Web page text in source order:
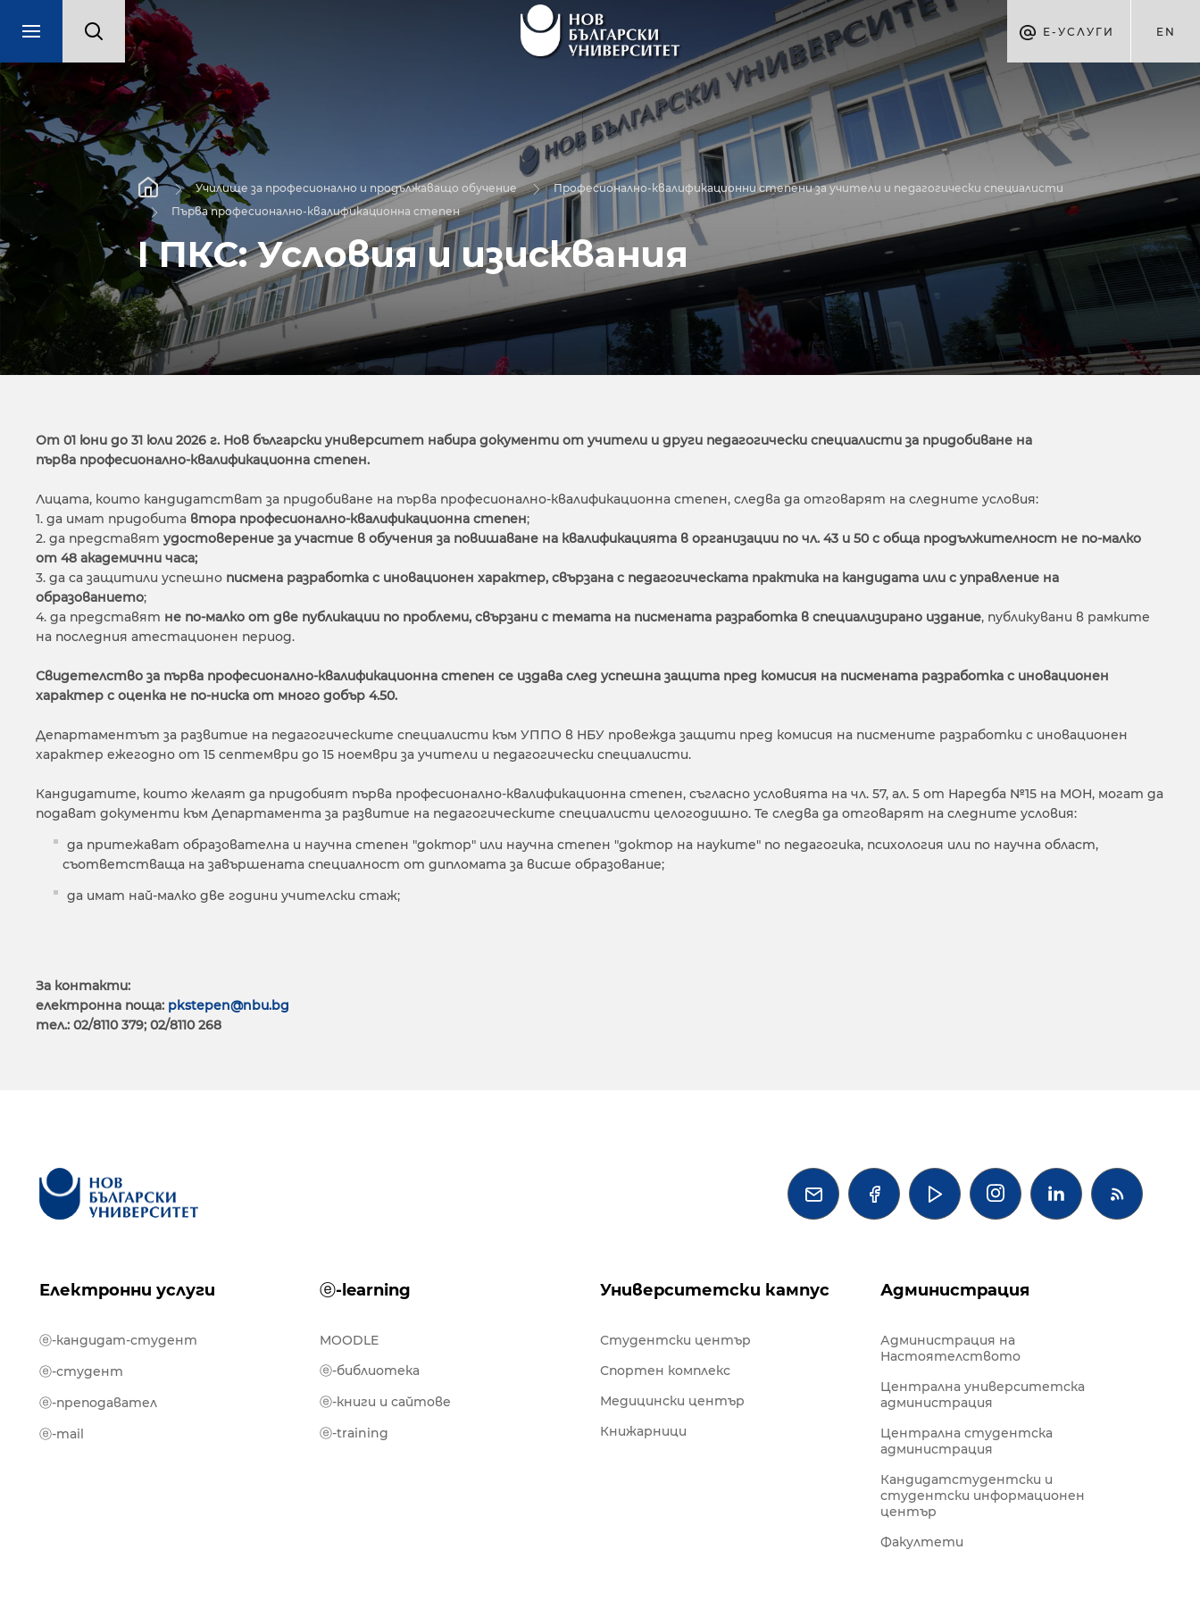
Е-УСЛУГИ EN
Училище за професионално и продължаващо обучение
Професионално-квалификационни степени за учители и педагогически специалисти
Първа професионално-квалификационна степен
I ПКС: Условия и изисквания
От 01 юни до 31 юли 2026 г. Нов български университет набира документи от учители и други педагогически специалисти за придобиване на
първа професионално-квалификационна степен.
Лицата, които кандидатстват за придобиване на първа професионално-квалификационна степен, следва да отговарят на следните условия:
1. да имат придобита втора професионално-квалификационна степен;
2. да представят удостоверение за участие в обучения за повишаване на квалификацията в организации по чл. 43 и 50 с обща продължителност не по-малко
от 48 академични часа;
3. да са защитили успешно писмена разработка с иновационен характер, свързана с педагогическата практика на кандидата или с управление на
образованието;
4. да представят не по-малко от две публикации по проблеми, свързани с темата на писмената разработка в специализирано издание, публикувани в рамките
на последния атестационен период.
Свидетелство за първа професионално-квалификационна степен се издава след успешна защита пред комисия на писмената разработка с иновационен
характер с оценка не по-ниска от много добър 4.50.
Департаментът за развитие на педагогическите специалисти към УППО в НБУ провежда защити пред комисия на писмените разработки с иновационен
характер ежегодно от 15 септември до 15 ноември за учители и педагогически специалисти.
Кандидатите, които желаят да придобият първа професионално-квалификационна степен, съгласно условията на чл. 57, ал. 5 от Наредба №15 на МОН, могат да
подават документи към Департамента за развитие на педагогическите специалисти целогодишно. Те следва да отговарят на следните условия:
да притежават образователна и научна степен "доктор" или научна степен "доктор на науките" по педагогика, психология или по научна област,
съответстваща на завършената специалност от дипломата за висше образование;
да имат най-малко две години учителски стаж;
За контакти:
електронна поща: pkstepen@nbu.bg
тел.: 02/8110 379; 02/8110 268
   
Електронни услуги ⓔ-learning Университетски кампус Администрация
ⓔ-кандидат-студент
ⓔ-студент
ⓔ-преподавател
ⓔ-mail
MOODLE
ⓔ-библиотека
ⓔ-книги и сайтове
ⓔ-training
Студентски център
Спортен комплекс
Медицински център
Книжарници
Администрация на
Настоятелството
Централна университетска
администрация
Централна студентска
администрация
Кандидатстудентски и
студентски информационен
център
Факултети